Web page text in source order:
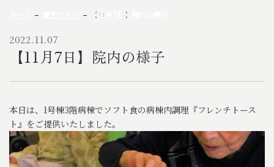
【11月7日】院内の様子
2022.11.07
【11月7日】院内の様子
本日は、1号棟3階病棟でソフト食の病棟内調理『フレンチトース
ト』をご提供いたしました。